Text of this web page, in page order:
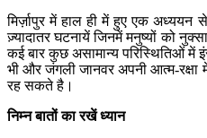
मिर्ज़ापुर में हाल ही में हुए एक
ज़्यादातर घटनायें जिनमें मनुष्यों को
कई बार कुछ असामान्य परिस्थितिओं में
भी और जंगली जानवर अपनी आत्म-
रह सकते है।
निम्न बातों का रखें ध्यान